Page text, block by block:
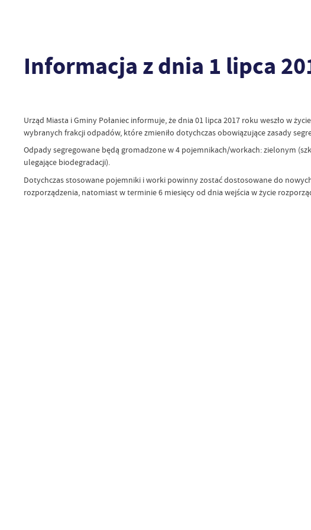
Informacja z dnia 1 lipca
Urząd Miasta i Gminy Połaniec informuje, że dnia 01 lipca 2017 roku weszło w
wybranych frakcji odpadów, które zmieniło dotychczas obowiązujące zasady
Odpady segregowane będą gromadzone w 4 pojemnikach/workach: zielonym
ulegające biodegradacji).
Dotychczas stosowane pojemniki i worki powinny zostać dostosowane do
rozporządzenia, natomiast w terminie 6 miesięcy od dnia wejścia w życie